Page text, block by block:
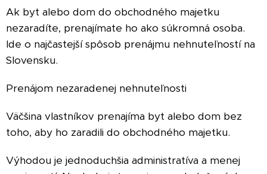
Ak byt alebo dom do obchodného majetku
nezaradíte, prenajímate ho ako súkromná osoba.
Ide o najčastejší spôsob prenájmu nehnuteľností na
Slovensku.
Prenájom nezaradenej nehnuteľnosti
Väčšina vlastníkov prenajíma byt alebo dom bez
toho, aby ho zaradili do obchodného majetku.
Výhodou je jednoduchšia administratíva a menej